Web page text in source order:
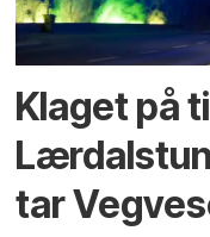
Klaget på
tar